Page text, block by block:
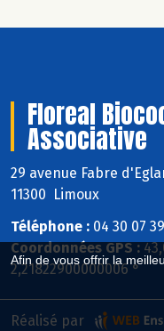
Afin de vous offrir la
Floreal
Associative
29 avenue Fabre
11300 Limoux
Téléphone : 04 30 07
Coordonnées GPS :
2,21822900000006 °
Réalisé par